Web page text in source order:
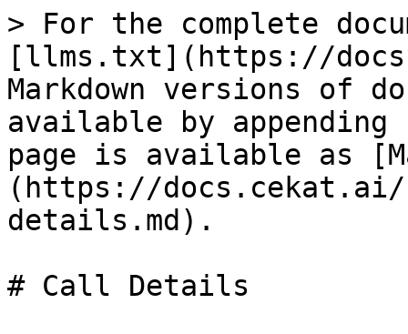
> For the complete
[llms.txt](https://
Markdown versions of
available by
page is available as
(https://
details.md).
# Call Details